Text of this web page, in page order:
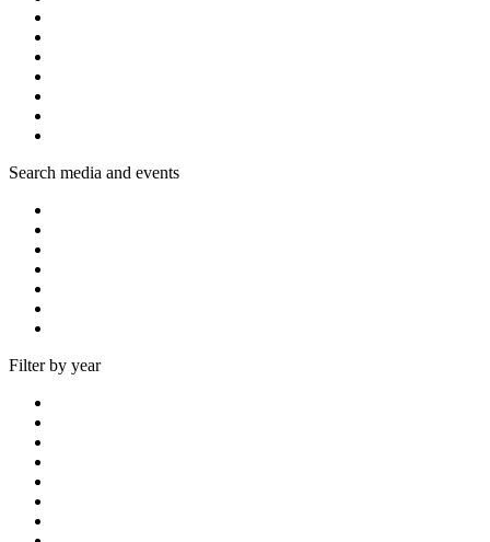
Search media and events
Filter by year